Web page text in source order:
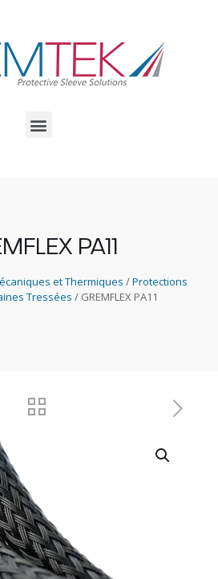
PA11
et Thermiques /Protections
Tressées / GREMFLEX PA11